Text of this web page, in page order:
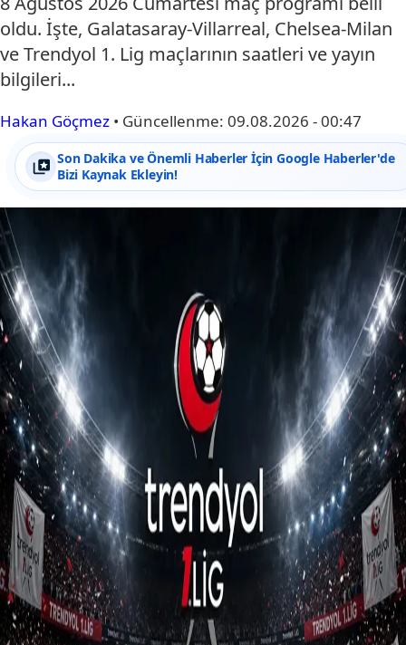
oldu. İşte, Galatasaray-Villarreal, Chelsea-Milan
ve Trendyol 1. Lig maçlarının saatleri ve yayın
bilgileri...
Hakan Göçmez • Güncellenme: 09.08.2026 - 00:47
Son Dakika ve Önemli Haberler İçin Google Haberler'de
Bizi Kaynak Ekleyin!